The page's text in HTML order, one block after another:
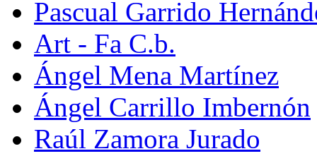
Pascual Garrido
Art - Fa C.b.
Ángel Mena Martínez
Ángel Carrillo Imbernón
Raúl Zamora Jurado